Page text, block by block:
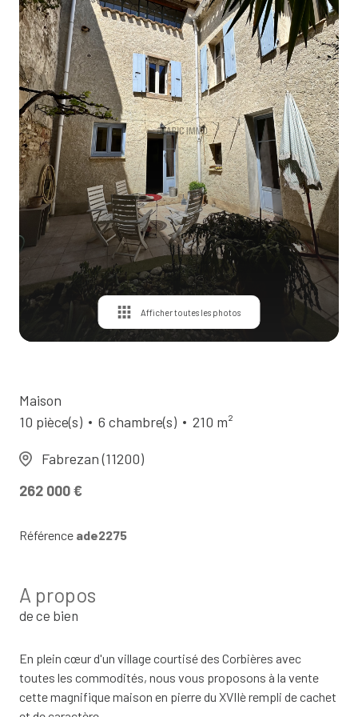
Contact
Afficher toutes les photos
Maison
10 pièce(s)
6 chambre(s) 210 m²
Fabrezan (11200)
262 000 €
Référence ade2275
A propos
de ce bien
En plein cœur d'un village courtisé des Corbières avec
toutes les commodités, nous vous proposons à la vente
cette magnifique maison en pierre du XVIIè rempli de cachet